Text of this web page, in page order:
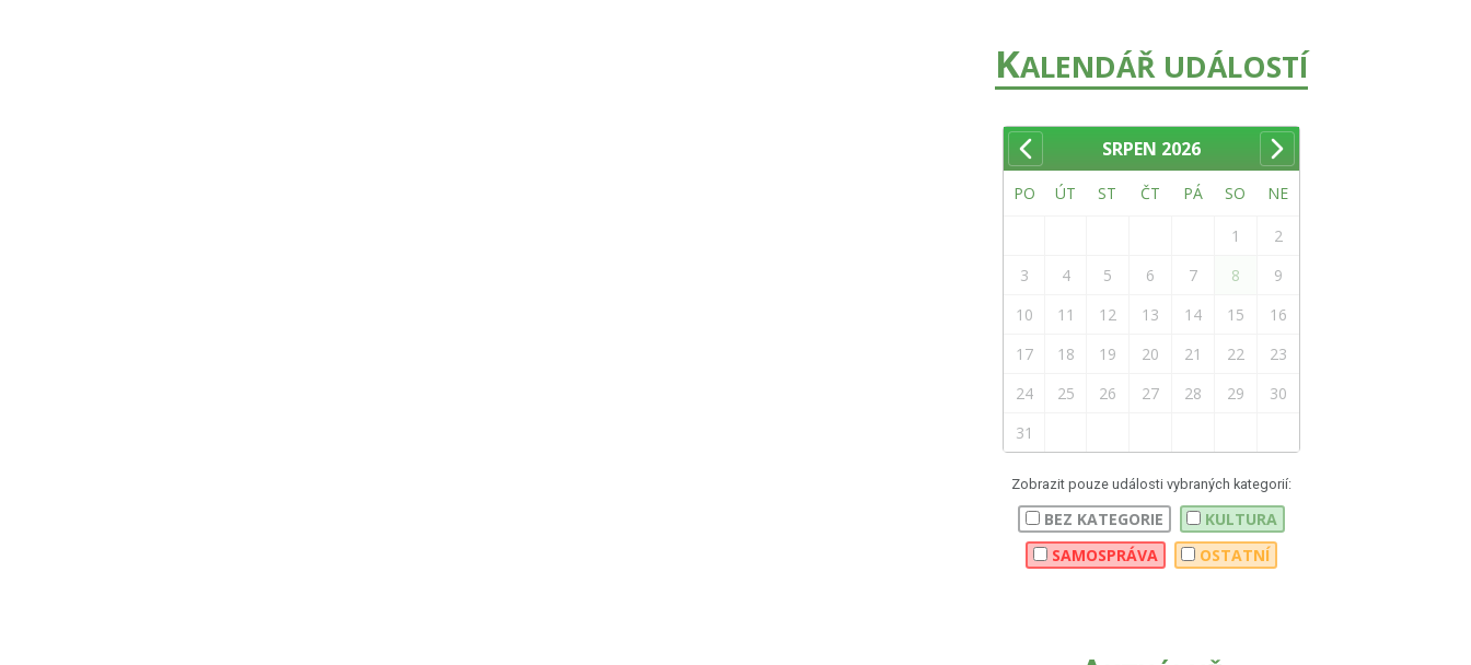
KALENDÁŘ UDÁLOSTÍ
SRPEN 2026
PO ÚT ST ČT PÁ SO NE
1
2
3
4 5 6 7 8
9
10
11 12 13 14 15
16
17
18 19 20 21 22
23
24
25 26 27 28 29
30
31
Zobrazit pouze události vybraných kategorií:
BEZ KATEGORIE
KULTURA
SAMOSPRÁVA
OSTATNÍ